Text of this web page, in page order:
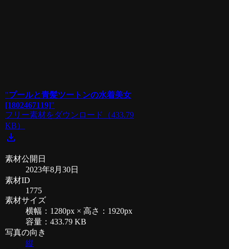
"プールと青髪ツートンの水着美女
[1802467119]"
フリー素材をダウンロード
（433.79
KB）
download
素材公開日
2023年8月30日
素材ID
1775
素材サイズ
横幅：1280px × 高さ：1920px
容量：433.79 KB
写真の向き
縦